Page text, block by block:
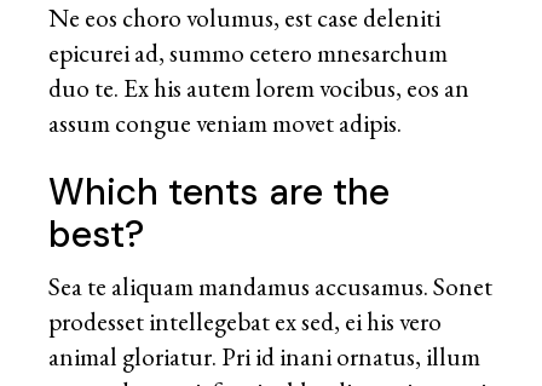
Ne eos choro volumus, est case deleniti
epicurei ad, summo cetero mnesarchum
duo te. Ex his autem lorem vocibus, eos an
assum congue veniam movet adipis.
Which tents are the
best?
Sea te aliquam mandamus accusamus. Sonet
prodesset intellegebat ex sed, ei his vero
animal gloriatur. Pri id inani ornatus, illum